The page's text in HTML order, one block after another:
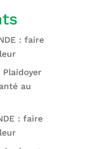
: faire
au
: faire